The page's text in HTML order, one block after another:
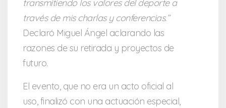
transmitiendo los valores del deporte a
través de mis charlas y conferencias.”
Declaró Miguel Ángel aclarando las
razones de su retirada y proyectos de
futuro.
El evento, que no era un acto oficial al
uso, finalizó con una actuación especial,